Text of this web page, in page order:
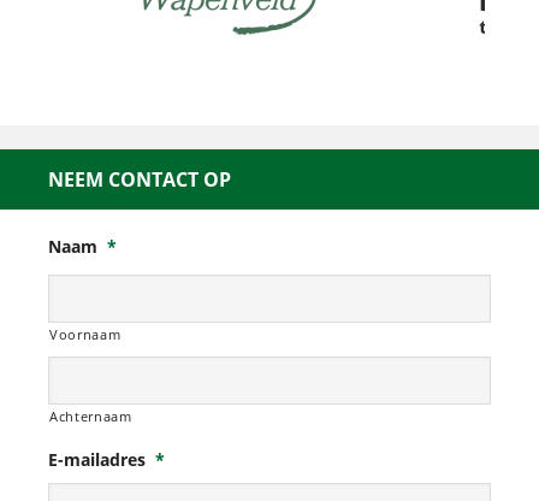
NEEM CONTACT OP
Naam *
Voornaam
Achternaam
E-mailadres *